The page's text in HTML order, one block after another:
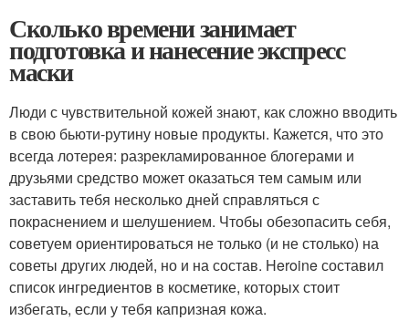
Сколько времени занимает
подготовка и нанесение экспресс
маски
Люди с чувствительной кожей знают, как сложно вводить
в свою бьюти-рутину новые продукты. Кажется, что это
всегда лотерея: разрекламированное блогерами и
друзьями средство может оказаться тем самым или
заставить тебя несколько дней справляться с
покраснением и шелушением. Чтобы обезопасить себя,
советуем ориентироваться не только (и не столько) на
советы других людей, но и на состав. Heroine составил
список ингредиентов в косметике, которых стоит
избегать, если у тебя капризная кожа.